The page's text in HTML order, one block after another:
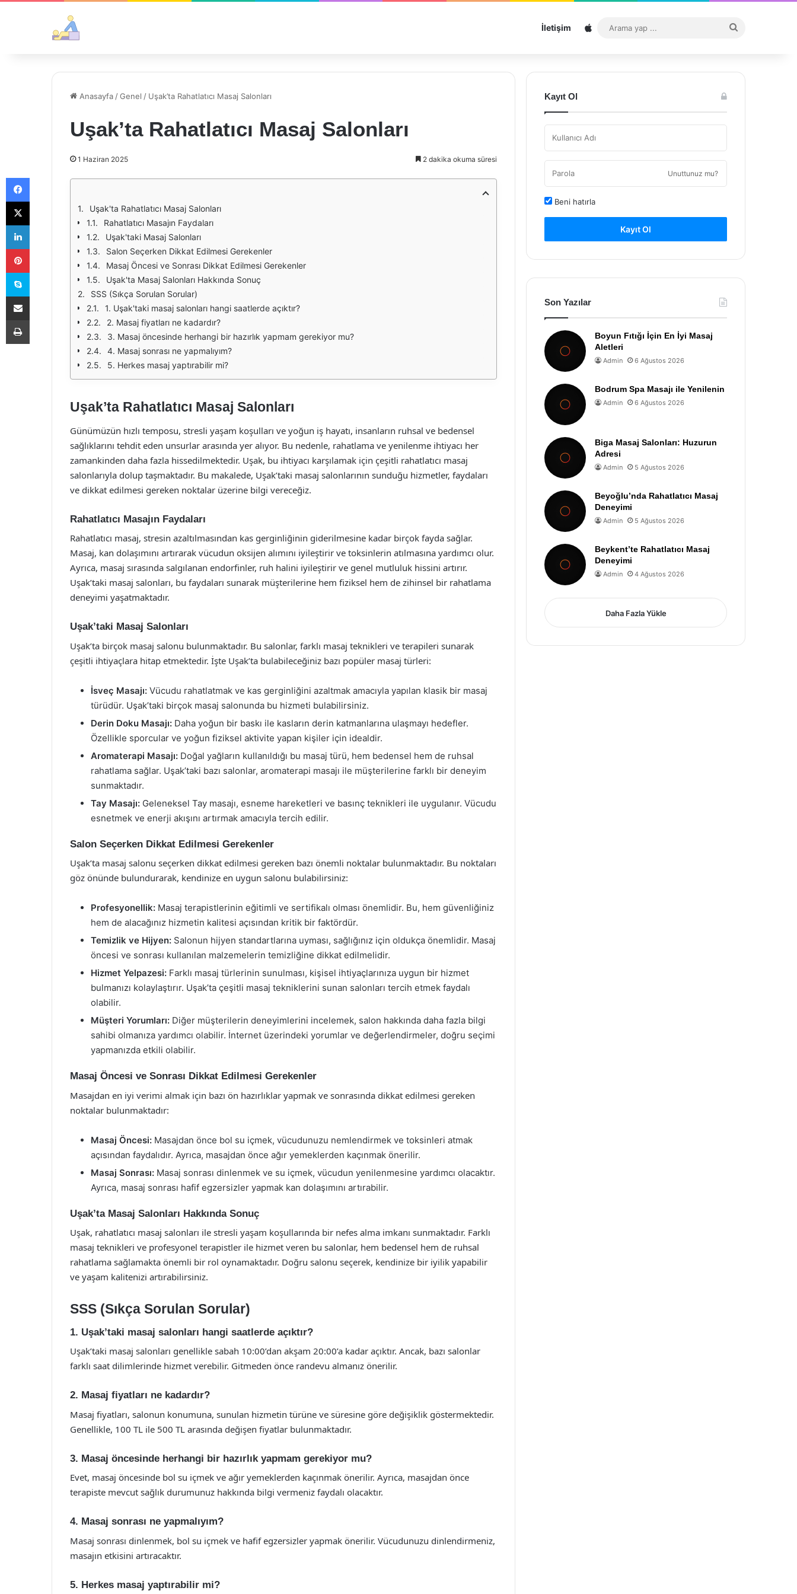
İletişim Sitemap
...
Anasayfa /Genel / Uşak’ta Rahatlatıcı Masaj Salonları
Uşak’ta Rahatlatıcı Masaj Salonları
1 Haziran 2025 2 dakika okuma süresi
Uşak'ta Rahatlatıcı Masaj Salonları
Rahatlatıcı Masajın Faydaları
Uşak'taki Masaj Salonları
Salon Seçerken Dikkat Edilmesi Gerekenler
Masaj Öncesi ve Sonrası Dikkat Edilmesi Gerekenler
Uşak'ta Masaj Salonları Hakkında Sonuç
SSS (Sıkça Sorulan Sorular)
1. Uşak'taki masaj salonları hangi saatlerde açıktır?
2. Masaj fiyatları ne kadardır?
3. Masaj öncesinde herhangi bir hazırlık yapmam gerekiyor mu?
4. Masaj sonrası ne yapmalıyım?
5. Herkes masaj yaptırabilir mi?
Uşak’ta Rahatlatıcı Masaj Salonları
Günümüzün hızlı temposu, stresli yaşam koşulları ve yoğun iş hayatı, insanların ruhsal ve bedensel
sağlıklarını tehdit eden unsurlar arasında yer alıyor. Bu nedenle, rahatlama ve yenilenme ihtiyacı her
zamankinden daha fazla hissedilmektedir. Uşak, bu ihtiyacı karşılamak için çeşitli rahatlatıcı masaj
salonlarıyla dolup taşmaktadır. Bu makalede, Uşak’taki masaj salonlarının sunduğu hizmetler, faydaları
ve dikkat edilmesi gereken noktalar üzerine bilgi vereceğiz.
Rahatlatıcı Masajın Faydaları
Rahatlatıcı masaj, stresin azaltılmasından kas gerginliğinin giderilmesine kadar birçok fayda sağlar.
Masaj, kan dolaşımını artırarak vücudun oksijen alımını iyileştirir ve toksinlerin atılmasına yardımcı olur.
Ayrıca, masaj sırasında salgılanan endorfinler, ruh halini iyileştirir ve genel mutluluk hissini artırır.
Uşak’taki masaj salonları, bu faydaları sunarak müşterilerine hem fiziksel hem de zihinsel bir rahatlama
deneyimi yaşatmaktadır.
Uşak’taki Masaj Salonları
Uşak’ta birçok masaj salonu bulunmaktadır. Bu salonlar, farklı masaj teknikleri ve terapileri sunarak
çeşitli ihtiyaçlara hitap etmektedir. İşte Uşak’ta bulabileceğiniz bazı popüler masaj türleri:
İsveç Masajı: Vücudu rahatlatmak ve kas gerginliğini azaltmak amacıyla yapılan klasik bir masaj
türüdür. Uşak’taki birçok masaj salonunda bu hizmeti bulabilirsiniz.
Derin Doku Masajı: Daha yoğun bir baskı ile kasların derin katmanlarına ulaşmayı hedefler.
Özellikle sporcular ve yoğun fiziksel aktivite yapan kişiler için idealdir.
Aromaterapi Masajı: Doğal yağların kullanıldığı bu masaj türü, hem bedensel hem de ruhsal
rahatlama sağlar. Uşak’taki bazı salonlar, aromaterapi masajı ile müşterilerine farklı bir deneyim
sunmaktadır.
Tay Masajı: Geleneksel Tay masajı, esneme hareketleri ve basınç teknikleri ile uygulanır. Vücudu
esnetmek ve enerji akışını artırmak amacıyla tercih edilir.
Salon Seçerken Dikkat Edilmesi Gerekenler
Uşak’ta masaj salonu seçerken dikkat edilmesi gereken bazı önemli noktalar bulunmaktadır. Bu noktaları
göz önünde bulundurarak, kendinize en uygun salonu bulabilirsiniz:
Profesyonellik: Masaj terapistlerinin eğitimli ve sertifikalı olması önemlidir. Bu, hem güvenliğiniz
hem de alacağınız hizmetin kalitesi açısından kritik bir faktördür.
Temizlik ve Hijyen: Salonun hijyen standartlarına uyması, sağlığınız için oldukça önemlidir. Masaj
öncesi ve sonrası kullanılan malzemelerin temizliğine dikkat edilmelidir.
Hizmet Yelpazesi: Farklı masaj türlerinin sunulması, kişisel ihtiyaçlarınıza uygun bir hizmet
bulmanızı kolaylaştırır. Uşak’ta çeşitli masaj tekniklerini sunan salonları tercih etmek faydalı
olabilir.
Müşteri Yorumları: Diğer müşterilerin deneyimlerini incelemek, salon hakkında daha fazla bilgi
sahibi olmanıza yardımcı olabilir. İnternet üzerindeki yorumlar ve değerlendirmeler, doğru seçimi
yapmanızda etkili olabilir.
Masaj Öncesi ve Sonrası Dikkat Edilmesi Gerekenler
Masajdan en iyi verimi almak için bazı ön hazırlıklar yapmak ve sonrasında dikkat edilmesi gereken
noktalar bulunmaktadır:
Masaj Öncesi: Masajdan önce bol su içmek, vücudunuzu nemlendirmek ve toksinleri atmak
açısından faydalıdır. Ayrıca, masajdan önce ağır yemeklerden kaçınmak önerilir.
Masaj Sonrası: Masaj sonrası dinlenmek ve su içmek, vücudun yenilenmesine yardımcı olacaktır.
Ayrıca, masaj sonrası hafif egzersizler yapmak kan dolaşımını artırabilir.
Uşak’ta Masaj Salonları Hakkında Sonuç
Uşak, rahatlatıcı masaj salonları ile stresli yaşam koşullarında bir nefes alma imkanı sunmaktadır. Farklı
masaj teknikleri ve profesyonel terapistler ile hizmet veren bu salonlar, hem bedensel hem de ruhsal
rahatlama sağlamakta önemli bir rol oynamaktadır. Doğru salonu seçerek, kendinize bir iyilik yapabilir
ve yaşam kalitenizi artırabilirsiniz.
SSS (Sıkça Sorulan Sorular)
1. Uşak’taki masaj salonları hangi saatlerde açıktır?
Uşak’taki masaj salonları genellikle sabah 10:00’dan akşam 20:00’a kadar açıktır. Ancak, bazı salonlar
farklı saat dilimlerinde hizmet verebilir. Gitmeden önce randevu almanız önerilir.
2. Masaj fiyatları ne kadardır?
Masaj fiyatları, salonun konumuna, sunulan hizmetin türüne ve süresine göre değişiklik göstermektedir.
Genellikle, 100 TL ile 500 TL arasında değişen fiyatlar bulunmaktadır.
3. Masaj öncesinde herhangi bir hazırlık yapmam gerekiyor mu?
Evet, masaj öncesinde bol su içmek ve ağır yemeklerden kaçınmak önerilir. Ayrıca, masajdan önce
terapiste mevcut sağlık durumunuz hakkında bilgi vermeniz faydalı olacaktır.
4. Masaj sonrası ne yapmalıyım?
Masaj sonrası dinlenmek, bol su içmek ve hafif egzersizler yapmak önerilir. Vücudunuzu dinlendirmeniz,
masajın etkisini artıracaktır.
5. Herkes masaj yaptırabilir mi?
Kayıt Ol
Unuttunuz mu?
Beni hatırla
Kayıt Ol
Son Yazılar
Boyun Fıtığı İçin En İyi Masaj
Aletleri
Admin 6 Ağustos 2026
Bodrum Spa Masajı ile Yenilenin
Admin 6 Ağustos 2026
Biga Masaj Salonları: Huzurun
Adresi
Admin 5 Ağustos 2026
Beyoğlu’nda Rahatlatıcı Masaj
Deneyimi
Admin 5 Ağustos 2026
Beykent’te Rahatlatıcı Masaj
Deneyimi
Admin 4 Ağustos 2026
Daha Fazla Yükle
Facebook
X
LinkedIn
Pinterest
Skype
E-Posta ile paylaş